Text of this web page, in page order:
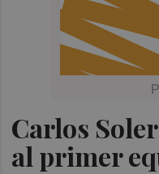
Carlos
al primer